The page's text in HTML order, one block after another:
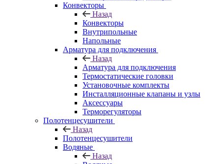
Конвекторы
Назад
Конвекторы
Внутрипольные
Напольные
Арматура для подключения
Назад
Арматура для подключения
Термостатические головки
Установочные комплекты
Инсталляционные клапаны и узлы
Аксессуары
Терморегуляторы
Полотенцесушители
Назад
Полотенцесушители
Водяные
Назад